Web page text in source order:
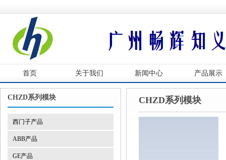
首页 关于我们 新闻中心 产品展示
CHZD系列模块
西门子产品
ABB产品
GE产品
CHZD系列模块